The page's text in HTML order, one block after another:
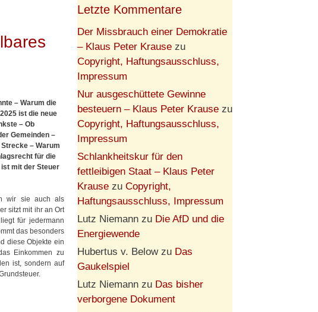
– Warum die
ist die neue
– Ob
Gemeinden –
– Warum
für die
mit der Steuer
wir sie auch als
sitzt mit ihr an Ort
für jedermann
das besonders
diese Objekte ein
Einkommen zu
ist, sondern auf
Letzte Kommentare
Der Missbrauch einer Demokratie
– Klaus Peter Krause zu
Copyright, Haftungsausschluss,
Impressum
Nur ausgeschüttete Gewinne
besteuern – Klaus Peter Krause zu
Copyright, Haftungsausschluss,
Impressum
Schlankheitskur für den
fettleibigen Staat – Klaus Peter
Krause zu Copyright,
Haftungsausschluss, Impressum
Lutz Niemann zu Die AfD und die
Energiewende
Hubertus v. Belowzu Das
Gaukelspiel
Lutz Niemann zu Das bisher
verborgene Dokument